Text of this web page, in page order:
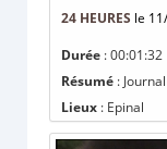
24 HEURES le
Durée : 00:01:32
Résumé :
Lieux : Epinal